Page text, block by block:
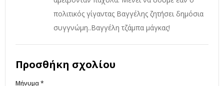
πολιτικός γίγαντας Βαγγέλης ζητήσει δημόσια
συγγνώμη..Βαγγέλη τζάμπα μάγκας!
Προσθήκη σχολίου
Μήνυμα *